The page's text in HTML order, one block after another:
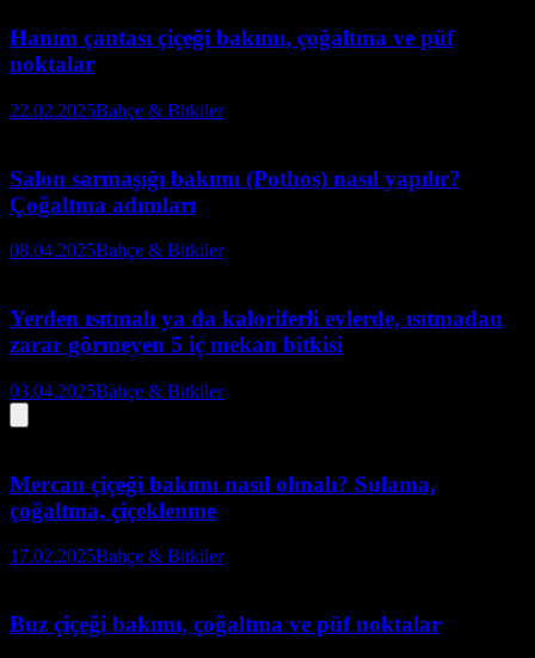
Hanım çantası çiçeği bakımı, çoğaltma ve püf
noktalar
22.02.2025Bahçe & Bitkiler
Salon sarmaşığı bakımı (Pothos) nasıl yapılır?
Çoğaltma adımları
08.04.2025Bahçe & Bitkiler
Yerden ısıtmalı ya da kaloriferli evlerde, ısıtmadan
zarar görmeyen 5 iç mekan bitkisi
03.04.2025Bahçe & Bitkiler
Mercan çiçeği bakımı nasıl olmalı? Sulama,
çoğaltma, çiçeklenme
17.02.2025Bahçe & Bitkiler
Buz çiçeği bakımı, çoğaltma ve püf noktalar